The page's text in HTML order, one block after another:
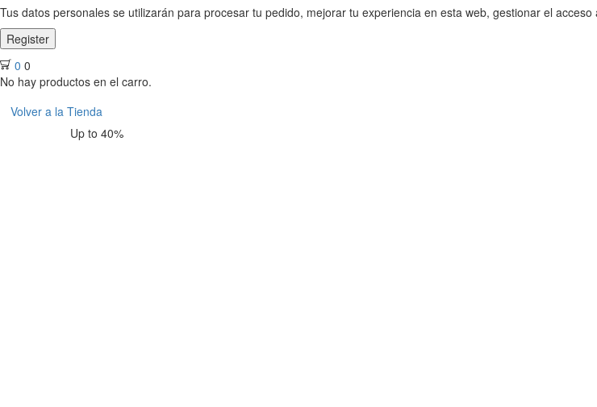
Tus datos personales se utilizarán para procesar tu pedido, mejorar tu experiencia en esta web, gestionar el
Register
0 0
No hay productos en el carro.
Volver a la Tienda
Up to 40%